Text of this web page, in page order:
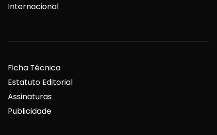
Internacional
Ficha Técnica
Estatuto Editorial
Assinaturas
Publicidade